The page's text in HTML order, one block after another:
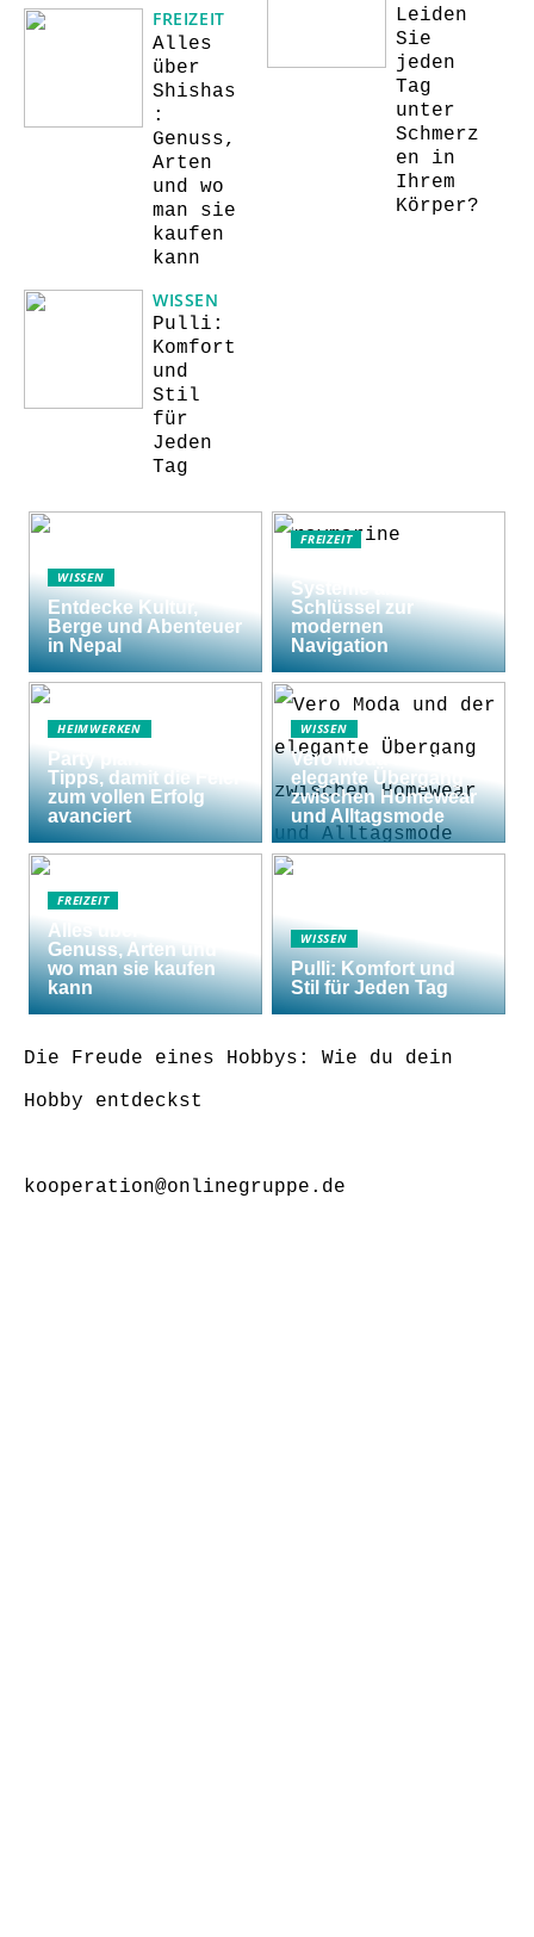
FREIZEIT
Alles
über
Shishas
:
Genuss,
Arten
und wo
man sie
kaufen
kann
WISSEN
Pulli:
Komfort
und
Stil
für
Jeden
Tag
Leiden
Sie
jeden
Tag
unter
Schmerz
en in
Ihrem
Körper?
WISSEN
Entdecke Kultur,
Berge und Abenteuer
in Nepal
FREIZEIT
Systeme als
Schlüssel zur
modernen
Navigation
HEIMWERKEN
Party planen: 5
Tipps, damit die Feier
zum vollen Erfolg
avanciert
WISSEN
Vero Moda und der
elegante Übergang
zwischen Homewear
und Alltagsmode
FREIZEIT
Alles über Shishas:
Genuss, Arten und
wo man sie kaufen
kann
WISSEN
Pulli: Komfort und
Stil für Jeden Tag
Die Freude eines Hobbys: Wie du dein
Hobby entdeckst
kooperation@onlinegruppe.de